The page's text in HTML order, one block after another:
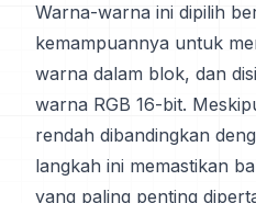
Warna-warna ini dipilih
kemampuannya untuk
warna dalam blok, dan
warna RGB 16-bit.
rendah dibandingkan
langkah ini memastikan
yang paling penting